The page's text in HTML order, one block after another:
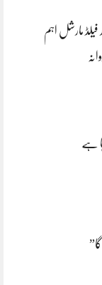
مارشل اہم
ہے